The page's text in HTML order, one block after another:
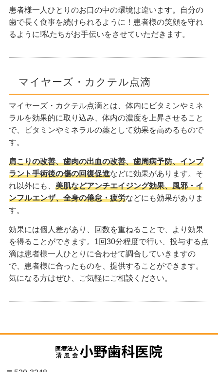
患者様一人ひとりのお口の中の環境は違います。自分の
歯で長く食事を続けられるように！患者様の笑顔を守れ
るように!私たちがお手伝いをさせていただきます。
マイヤーズ・カクテル点滴
マイヤーズ・カクテル点滴とは、体内にビタミンやミネ
ラルを効果的に取り込み、体内の濃度を上昇させること
で、ビタミンやミネラルの薬として効果を高めるもので
す。
肩こりの改善、歯肉の出血の改善、歯周病予防、インプ
ラント手術後の傷の回復促進などに効果があります。そ
れ以外にも、 美肌などアンチエイジング効果、風邪・イ
ンフルエンザ、全身の倦怠・疲労などにも効果がありま
す。
効果には個人差があり、回数を重ねることで、より効果
を得ることができます。1回30分程度で行い、投与する点
滴は患者様一人ひとりに合わせて調合していきますの
で、患者様に合ったものを、提供することができます。
気になる方はぜひ、ご気軽にご相談ください。